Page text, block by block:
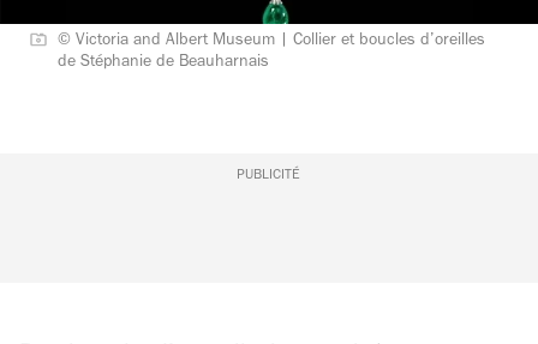
© Victoria and Albert Museum | Collier et boucles d’oreilles
de Stéphanie de Beauharnais
PUBLICITÉ